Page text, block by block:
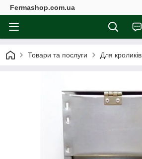
Fermashop.com.ua
Товари та послуги Для кроликів